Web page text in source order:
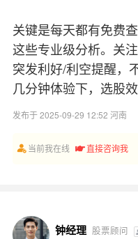
关键是每天都有免费
这些专业级分析。关
突发利好/利空提醒，
几分钟体验下，选股
发布于 2025-09-29 12:52 河南
当前我在线 直接咨询我
钟经理 股票顾问